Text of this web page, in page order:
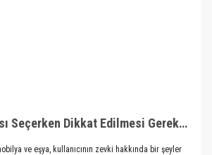
Lavabo Bataryası Seçerken Dikkat Edilmesi Gerekenler
ve eşya, kullanıcının zevki hakkında bir şeyler